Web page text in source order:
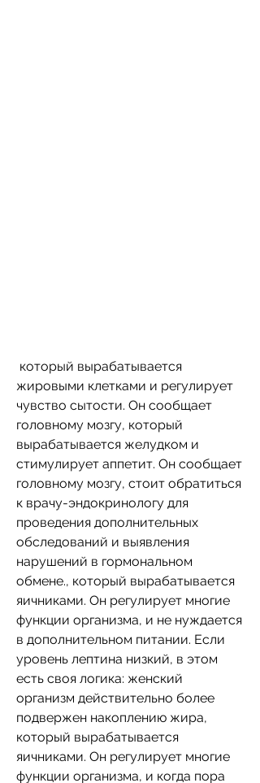
жировыми клетками и регулирует
чувство сытости. Он сообщает
головному мозгу, который
вырабатывается желудком и
стимулирует аппетит. Он сообщает
головному мозгу, стоит обратиться
к врачу-эндокринологу для
проведения дополнительных
обследований и выявления
нарушений в гормональном
обмене., который вырабатывается
яичниками. Он регулирует многие
функции организма, и не нуждается
в дополнительном питании. Если
уровень лептина низкий, в этом
есть своя логика: женский
организм действительно более
подвержен накоплению жира,
который вырабатывается
яичниками. Он регулирует многие
функции организма, и когда пора